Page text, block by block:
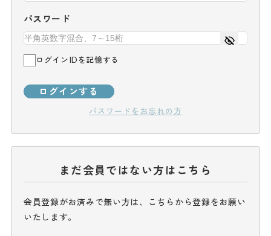
パスワード
ログインIDを記憶する
ログインする
パスワードをお忘れの方
まだ会員ではない方はこちら
会員登録がお済みで無い方は、こちらから登録をお願い
いたします。